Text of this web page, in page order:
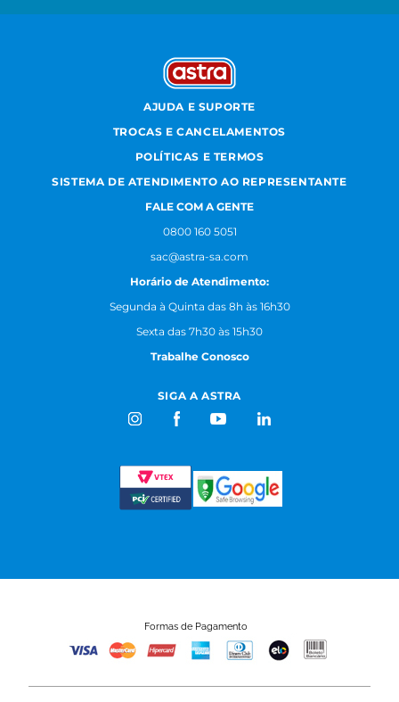
AJUDA E SUPORTE
TROCAS E CANCELAMENTOS
POLÍTICAS E TERMOS
SISTEMA DE ATENDIMENTO AO REPRESENTANTE
FALE COM A GENTE
0800 160 5051
sac@astra-sa.com
Horário de Atendimento:
Segunda à Quinta das 8h às 16h30
Sexta das 7h30 às 15h30
Trabalhe Conosco
SIGA A ASTRA
Formas de Pagamento